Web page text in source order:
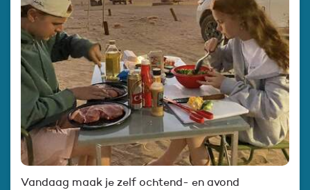
Vandaag maak je zelf ochtend- en avond